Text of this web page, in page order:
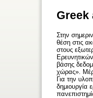
Στην
θέση στις
στους
βάσης
χώρας».
Για την
δημιουργία